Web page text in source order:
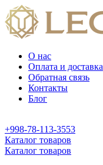
О нас
Оплата и доставка
Обратная связь
Контакты
Блог
+998-78-113-3553
Каталог товаров
Каталог товаров